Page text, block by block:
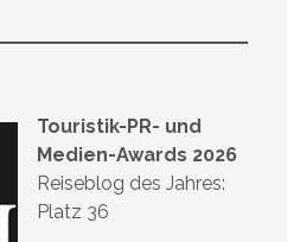
Touristik-PR- und
Medien-Awards 2026
Reiseblog des Jahres:
Platz 36